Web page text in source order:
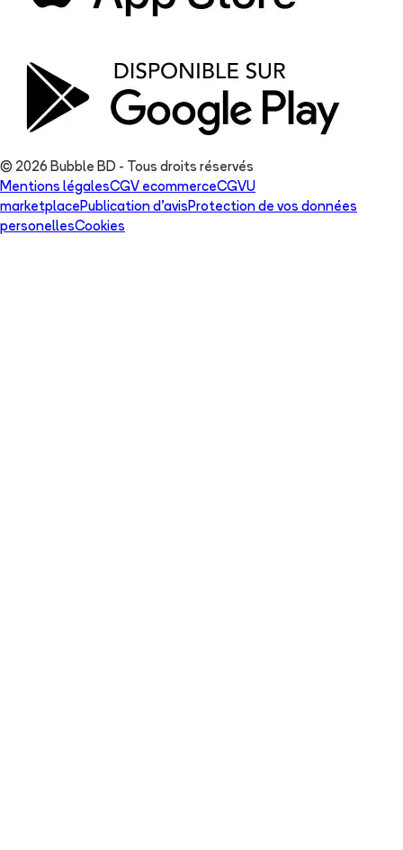
© 2026 Bubble BD - Tous droits réservés
Mentions légalesCGV ecommerceCGVU
marketplacePublication d'avisProtection de vos données
personellesCookies